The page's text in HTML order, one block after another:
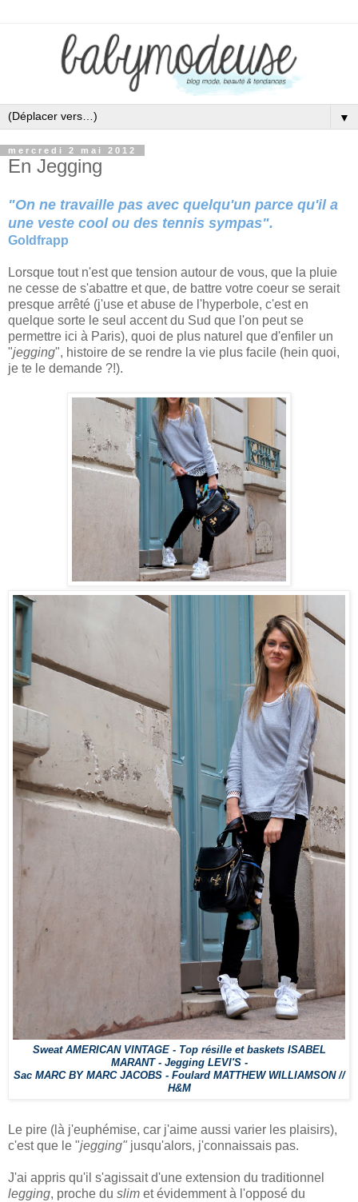
▼
mercredi 2 mai 2012
En Jegging
"On ne travaille pas avec quelqu'un parce qu'il a
une veste cool ou des tennis sympas".
Goldfrapp
Lorsque tout n'est que tension autour de vous, que la pluie
ne cesse de s'abattre et que, de battre votre coeur se serait
presque arrêté (j'use et abuse de l'hyperbole, c'est en
quelque sorte le seul accent du Sud que l'on peut se
permettre ici à Paris), quoi de plus naturel que d'enfiler un
"jegging", histoire de se rendre la vie plus facile (hein quoi,
je te le demande ?!).
Sweat AMERICAN VINTAGE - Top résille et baskets ISABEL
MARANT - Jegging LEVI'S -
Sac MARC BY MARC JACOBS - Foulard MATTHEW WILLIAMSON //
H&M
Le pire (là j'euphémise, car j'aime aussi varier les plaisirs),
c'est que le "jegging" jusqu'alors, j'connaissais pas.
J'ai appris qu'il s'agissait d'une extension du traditionnel
legging, proche du slim et évidemment à l'opposé du